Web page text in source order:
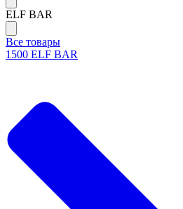
ELF BAR
Все товары
1500 ELF BAR